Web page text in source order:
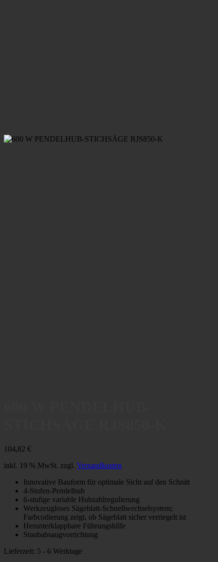
104,82 €
inkl. 19 % MwSt. zzgl. Versandkosten
Innovative Bauform für optimale Sicht auf den Schnitt
4-Stufen-Pendelhub
6-stufige variable Hubzahlregulierung
Werkzeugloses Sägeblatt-Schnellwechselsystem;
Farbcodierung zeigt, ob Sägeblatt sicher verriegelt ist
Herunterklappbare Führungshilfe
Staubabsaugvorrichtung
Lieferzeit: 5 - 6 Werktage